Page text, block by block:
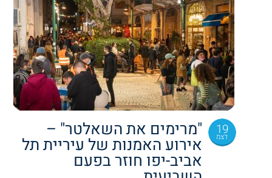
19
דצמ "מרימים את השאלטר" –
אירוע האמנות של עיריית תל
אביב-יפו חוזר בפעם